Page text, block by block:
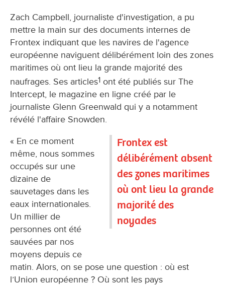
Zach Campbell, journaliste d'investigation, a pu
mettre la main sur des documents internes de
Frontex indiquant que les navires de l'agence
européenne naviguent délibérément loin des zones
maritimes où ont lieu la grande majorité des
naufrages. Ses articles1 ont été publiés sur The
Intercept, le magazine en ligne créé par le
journaliste Glenn Greenwald qui y a notamment
révélé l'affaire Snowden.
Frontex est
délibérément absent
des zones maritimes
où ont lieu la grande
majorité des
noyades
« En ce moment
même, nous sommes
occupés sur une
dizaine de
sauvetages dans les
eaux internationales.
Un millier de
personnes ont été
sauvées par nos
moyens depuis ce
matin. Alors, on se pose une question : où est
l’Union européenne ? Où sont les pays